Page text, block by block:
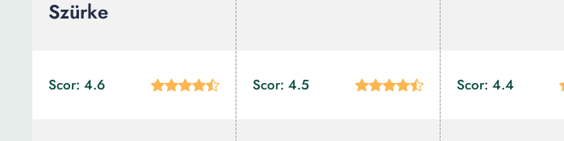
Szürke
Scor: 4.6 Scor: 4.5 Scor: 4.4